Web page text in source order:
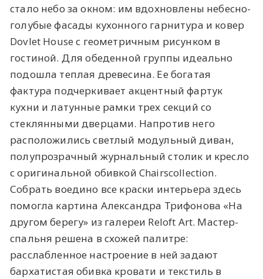
стало небо за окном: им вдохновлены небесно-
голубые фасады кухонного гарнитура и ковер
Dovlet House с геометричным рисунком в
гостиной. Для обеденной группы идеально
подошла теплая древесина. Ее богатая
фактура подчеркивает акцентный фартук
кухни и латунные рамки трех секций со
стеклянными дверцами. Напротив него
расположились светлый модульный диван,
полупрозрачный журнальный столик и кресло
с оригинальной обивкой Chairscollection.
Собрать воедино все краски интерьера здесь
помогла картина Александра Трифонова «На
другом берегу» из галереи Reloft Art. Мастер-
спальня решена в схожей палитре:
расслабленное настроение в ней задают
бархатистая обивка кровати и текстиль в